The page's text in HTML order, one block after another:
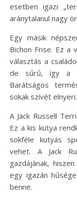
esetben igazi
aránytalanul nagy
Egy másik
Bichon Frise. Ez a
választás a
de sűrű, így a
Barátságos
sokak szívét elnyeri.
A Jack Russell
Ez a kis kutya
sokféle kutyás
vehet. A Jack
gazdájának,
egy igazán
benne.